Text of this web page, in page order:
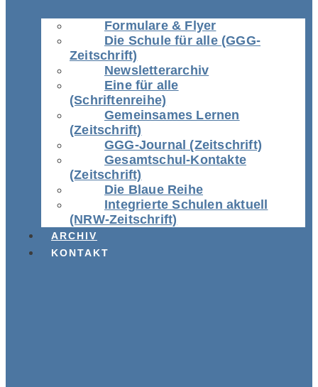
Formulare & Flyer
Die Schule für alle (GGG-
Zeitschrift)
Newsletterarchiv
Eine für alle
(Schriftenreihe)
Gemeinsames Lernen
(Zeitschrift)
GGG-Journal (Zeitschrift)
Gesamtschul-Kontakte
(Zeitschrift)
Die Blaue Reihe
Integrierte Schulen aktuell
(NRW-Zeitschrift)
ARCHIV
KONTAKT